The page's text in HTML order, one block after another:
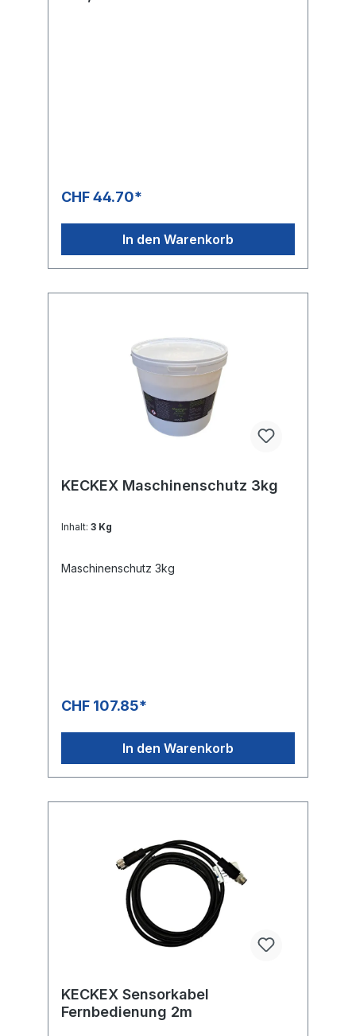
CHF 44.70*
In den Warenkorb
KECKEX Maschinenschutz 3kg
Inhalt: 3 Kg
Maschinenschutz 3kg
CHF 107.85*
In den Warenkorb
KECKEX Sensorkabel
Fernbedienung 2m